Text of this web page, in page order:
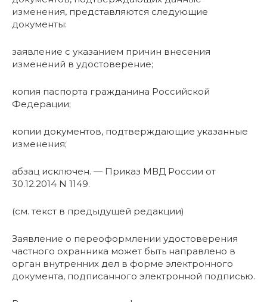
изменения, представляются следующие
документы:
заявление с указанием причин внесения
изменений в удостоверение;
копия паспорта гражданина Российской
Федерации;
копии документов, подтверждающие указанные
изменения;
абзац исключен. — Приказ МВД России от
30.12.2014 N 1149.
(см. текст в предыдущей редакции)
Заявление о переоформлении удостоверения
частного охранника может быть направлено в
орган внутренних дел в форме электронного
документа, подписанного электронной подписью.